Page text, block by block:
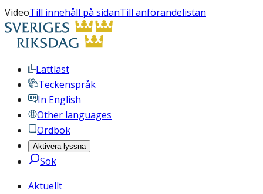
VideoTill innehåll på sidanTill anförandelistan
Lättläst
Teckenspråk
In English
Other languages
Ordbok
Aktivera lyssna
Sök
Aktuellt